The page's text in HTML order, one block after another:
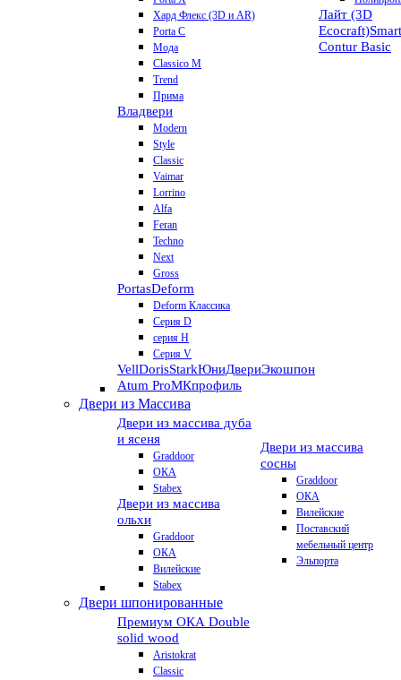
Хард Флекс (3D и AR)
Porta C
Мода
Classico M
Trend
Прима
Владвери
Modern
Style
Classic
Vaimar
Lorrino
Alfa
Feran
Techno
Next
Gross
PortasDeform
Deform Классика
Серия D
серия H
Серия V
VellDorisStarkЮниДвериЭкошпон
Atum ProМКпрофиль
Лайт (3D
Ecocraft)Smart
Contur Basic
Двери из Массива
Двери из массива дуба
и ясеня
Graddoor
ОКА
Stabex
Двери из массива
ольхи
Graddoor
ОКА
Вилейские
Stabex
Двери из массива
сосны
Graddoor
ОКА
Вилейские
Поставский
мебельный центр
Эльпорта
Двери шпонированные
Премиум ОКА Double
solid wood
Aristokrat
Classic